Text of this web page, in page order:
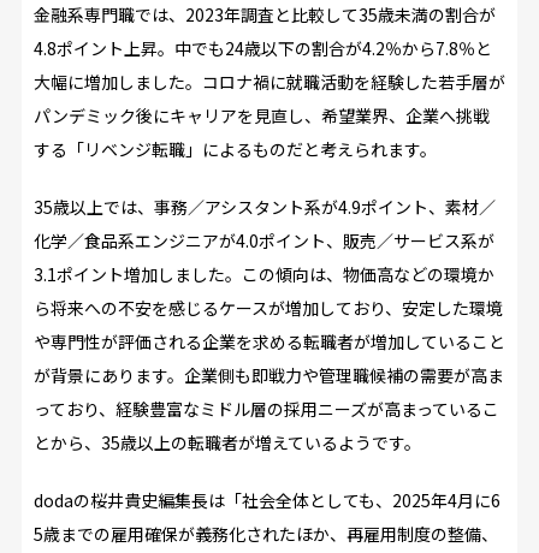
金融系専門職では、2023年調査と比較して35歳未満の割合が
4.8ポイント上昇。中でも24歳以下の割合が4.2％から7.8％と
大幅に増加しました。コロナ禍に就職活動を経験した若手層が
パンデミック後にキャリアを見直し、希望業界、企業へ挑戦
する「リベンジ転職」によるものだと考えられます。
35歳以上では、事務／アシスタント系が4.9ポイント、素材／
化学／食品系エンジニアが4.0ポイント、販売／サービス系が
3.1ポイント増加しました。この傾向は、物価高などの環境か
ら将来への不安を感じるケースが増加しており、安定した環境
や専門性が評価される企業を求める転職者が増加していること
が背景にあります。企業側も即戦力や管理職候補の需要が高ま
っており、経験豊富なミドル層の採用ニーズが高まっているこ
とから、35歳以上の転職者が増えているようです。
dodaの桜井貴史編集長は「社会全体としても、2025年4月に6
5歳までの雇用確保が義務化されたほか、再雇用制度の整備、